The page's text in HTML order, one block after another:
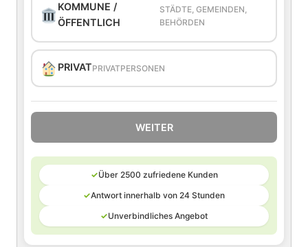
KOMMUNE /
ÖFFENTLICH
STÄDTE, GEMEINDEN,
BEHÖRDEN
PRIVATPRIVATPERSONEN
WEITER
✓Über 2500 zufriedene Kunden
✓Antwort innerhalb von 24 Stunden
✓Unverbindliches Angebot